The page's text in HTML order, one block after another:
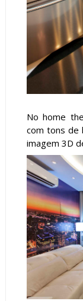
No home
com tons de
imagem 3D